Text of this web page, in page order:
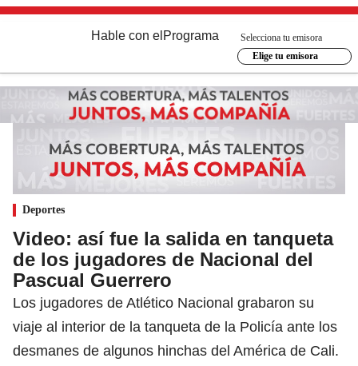
Hable con el Programa
Selecciona tu emisora
Elige tu emisora
Deportes
Video: así fue la salida en tanqueta
de los jugadores de Nacional del
Pascual Guerrero
Los jugadores de Atlético Nacional grabaron su
viaje al interior de la tanqueta de la Policía ante los
desmanes de algunos hinchas del América de Cali.